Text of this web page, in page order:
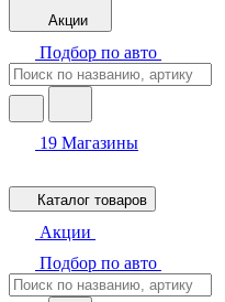
Акции
Подбор по авто
19 Магазины
Каталог товаров
Акции
Подбор по авто